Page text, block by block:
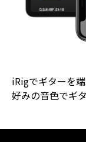
iRigでギターを
好みの音色でギ